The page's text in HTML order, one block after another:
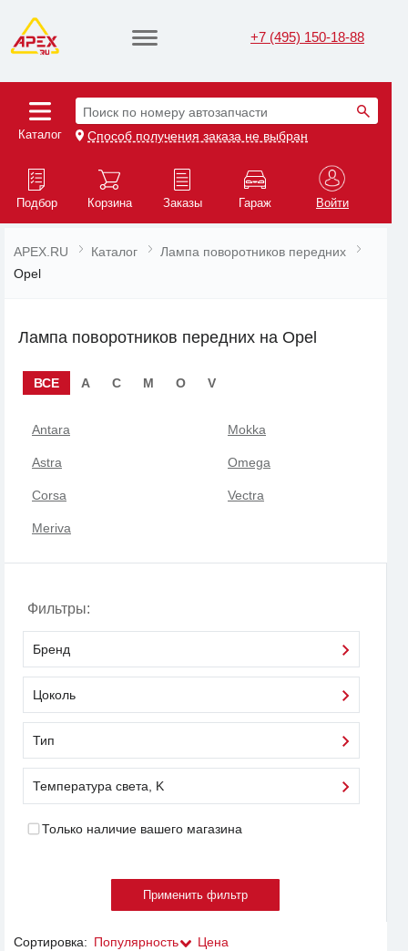
+7 (495) 150-18-88
Каталог
Поиск по номеру автозапчасти
Способ получения заказа не выбран
Подбор Корзина Заказы Гараж Войти
APEX.RU Каталог
Лампа поворотников передних
Opel
Лампа поворотников передних на Opel
ВСЕ A C M O V
Antara
Astra
Corsa
Meriva
Mokka
Omega
Vectra
Фильтры:
Бренд
Цоколь
Тип
Температура света, K
Только наличие вашего магазина
Сортировка: Популярность Цена